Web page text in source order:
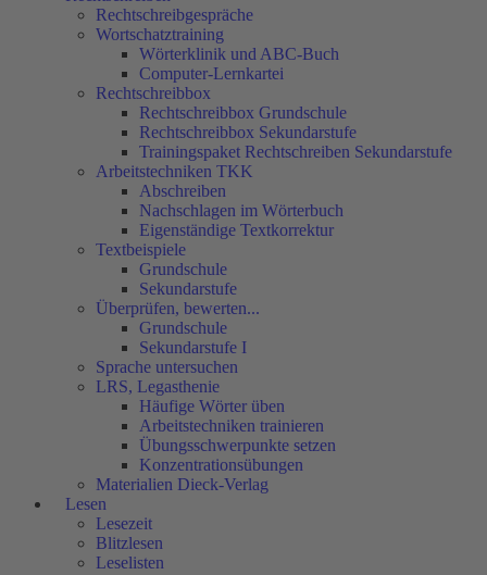
Rechtschreibgespräche
Wortschatztraining
Wörterklinik und ABC-Buch
Computer-Lernkartei
Rechtschreibbox
Rechtschreibbox Grundschule
Rechtschreibbox Sekundarstufe
Trainingspaket Rechtschreiben Sekundarstufe
Arbeitstechniken TKK
Abschreiben
Nachschlagen im Wörterbuch
Eigenständige Textkorrektur
Textbeispiele
Grundschule
Sekundarstufe
Überprüfen, bewerten...
Grundschule
Sekundarstufe I
Sprache untersuchen
LRS, Legasthenie
Häufige Wörter üben
Arbeitstechniken trainieren
Übungsschwerpunkte setzen
Konzentrationsübungen
Materialien Dieck-Verlag
Lesen
Lesezeit
Blitzlesen
Leselisten